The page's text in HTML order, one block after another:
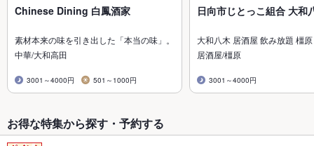
Chinese Dining 白鳳酒家
素材本来の味を引き出した「本当の味」。
中華/大和高田
3001～4000円 501～1000円
日向市じとっこ組合 大和
大和八木 居酒屋 飲み放題 橿
居酒屋/橿原
3001～4000円
お得な特集から探す・予約する